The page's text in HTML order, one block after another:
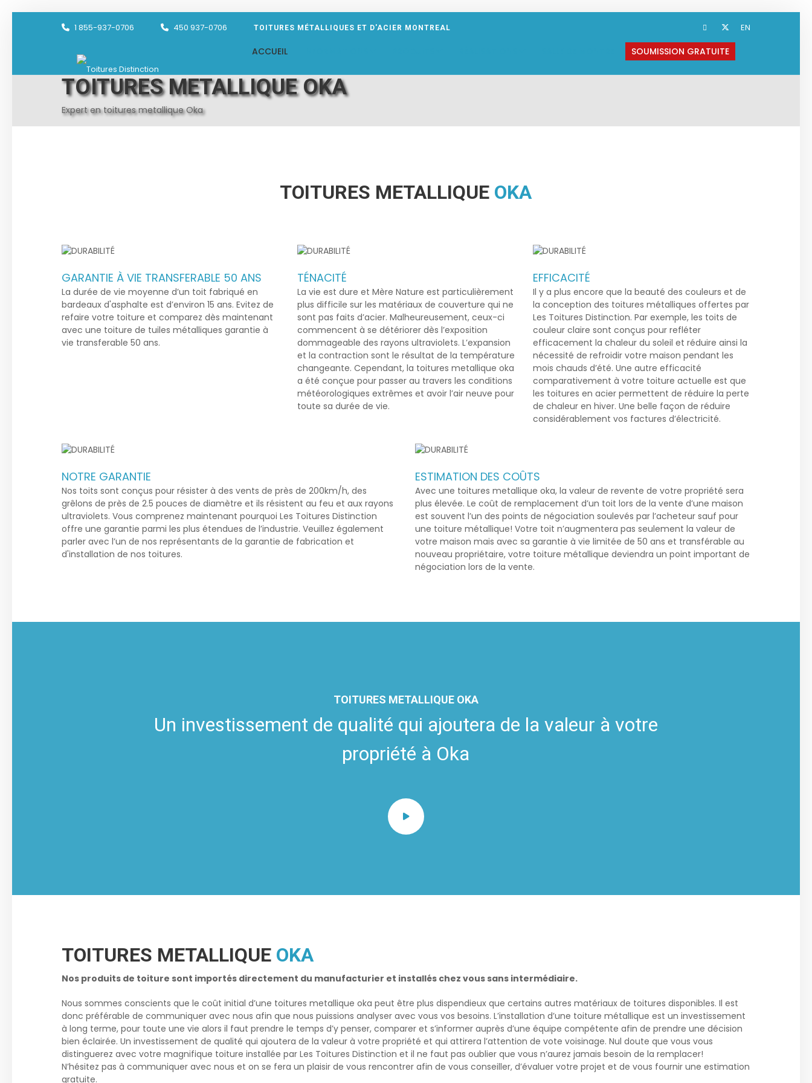
1 855-937-0706 450 937-0706 TOITURES MÉTALLIQUES ET D'ACIER MONTREAL EN
ACCUEIL SOUMISSION GRATUITE
TOITURES METALLIQUE OKA
Expert en toitures metallique Oka
TOITURES METALLIQUE OKA
GARANTIE À VIE TRANSFERABLE 50 ANS
La durée de vie moyenne d’un toit fabriqué en
bardeaux d'asphalte est d’environ 15 ans. Evitez de
refaire votre toiture et comparez dès maintenant
avec une toiture de tuiles métalliques garantie à
vie transferable 50 ans.
TÉNACITÉ
La vie est dure et Mère Nature est particulièrement
plus difficile sur les matériaux de couverture qui ne
sont pas faits d’acier. Malheureusement, ceux-ci
commencent à se détériorer dès l’exposition
dommageable des rayons ultraviolets. L’expansion
et la contraction sont le résultat de la température
changeante. Cependant, la toitures metallique oka
a été conçue pour passer au travers les conditions
météorologiques extrêmes et avoir l’air neuve pour
toute sa durée de vie.
EFFICACITÉ
Il y a plus encore que la beauté des couleurs et de
la conception des toitures métalliques offertes par
Les Toitures Distinction. Par exemple, les toits de
couleur claire sont conçus pour refléter
efficacement la chaleur du soleil et réduire ainsi la
nécessité de refroidir votre maison pendant les
mois chauds d’été. Une autre efficacité
comparativement à votre toiture actuelle est que
les toitures en acier permettent de réduire la perte
de chaleur en hiver. Une belle façon de réduire
considérablement vos factures d’électricité.
NOTRE GARANTIE
Nos toits sont conçus pour résister à des vents de près de 200km/h, des
grêlons de près de 2.5 pouces de diamètre et ils résistent au feu et aux rayons
ultraviolets. Vous comprenez maintenant pourquoi Les Toitures Distinction
offre une garantie parmi les plus étendues de l’industrie. Veuillez également
parler avec l’un de nos représentants de la garantie de fabrication et
d'installation de nos toitures.
ESTIMATION DES COÛTS
Avec une toitures metallique oka, la valeur de revente de votre propriété sera
plus élevée. Le coût de remplacement d’un toit lors de la vente d’une maison
est souvent l’un des points de négociation soulevés par l’acheteur sauf pour
une toiture métallique! Votre toit n’augmentera pas seulement la valeur de
votre maison mais avec sa garantie à vie limitée de 50 ans et transférable au
nouveau propriétaire, votre toiture métallique deviendra un point important de
négociation lors de la vente.
TOITURES METALLIQUE OKA
Un investissement de qualité qui ajoutera de la valeur à votre
propriété à Oka
TOITURES METALLIQUE OKA
Nos produits de toiture sont importés directement du manufacturier et installés chez vous sans intermédiaire.
Nous sommes conscients que le coût initial d’une toitures metallique oka peut être plus dispendieux que certains autres matériaux de toitures disponibles. Il est
donc préférable de communiquer avec nous afin que nous puissions analyser avec vous vos besoins. L’installation d’une toiture métallique est un investissement
à long terme, pour toute une vie alors il faut prendre le temps d’y penser, comparer et s’informer auprès d’une équipe compétente afin de prendre une décision
bien éclairée. Un investissement de qualité qui ajoutera de la valeur à votre propriété et qui attirera l’attention de vote voisinage. Nul doute que vous vous
distinguerez avec votre magnifique toiture installée par Les Toitures Distinction et il ne faut pas oublier que vous n’aurez jamais besoin de la remplacer!
N’hésitez pas à communiquer avec nous et on se fera un plaisir de vous rencontrer afin de vous conseiller, d’évaluer votre projet et de vous fournir une estimation
gratuite.